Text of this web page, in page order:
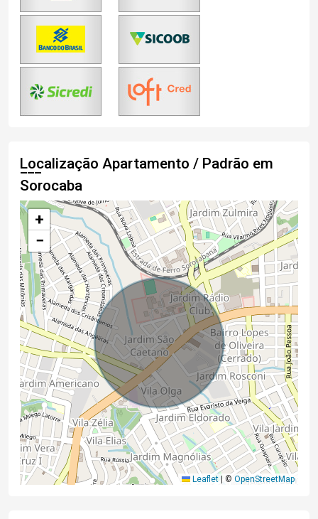
Localização Apartamento / Padrão em
Sorocaba
+
−
Leaflet | © OpenStreetMap